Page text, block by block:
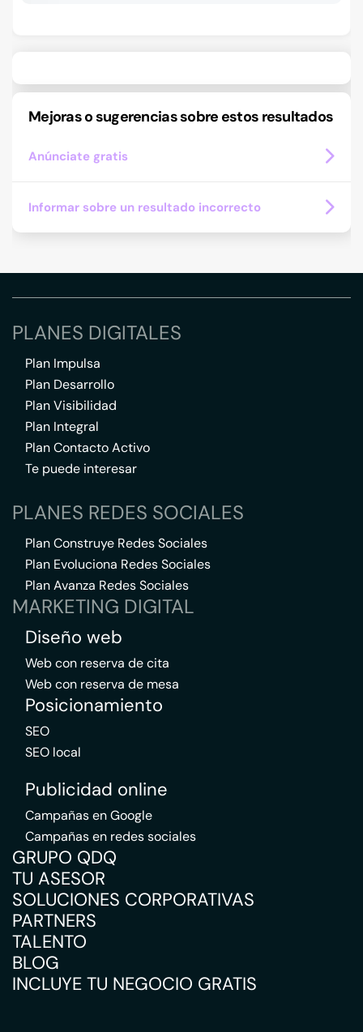
Mejoras o sugerencias sobre estos resultados
Anúnciate gratis
Informar sobre un resultado incorrecto
PLANES DIGITALES
Plan Impulsa
Plan Desarrollo
Plan Visibilidad
Plan Integral
Plan Contacto Activo
Te puede interesar
PLANES REDES SOCIALES
Plan Construye Redes Sociales
Plan Evoluciona Redes Sociales
Plan Avanza Redes Sociales
MARKETING DIGITAL
Diseño web
Web con reserva de cita
Web con reserva de mesa
Posicionamiento
SEO
SEO local
Publicidad online
Campañas en Google
Campañas en redes sociales
GRUPO QDQ
TU ASESOR
SOLUCIONES CORPORATIVAS
PARTNERS
TALENTO
BLOG
INCLUYE TU NEGOCIO GRATIS